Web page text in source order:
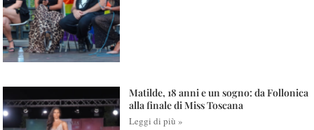
Matilde, 18 anni e un sogno: da Follonica
alla finale di Miss Toscana
Leggi di più »